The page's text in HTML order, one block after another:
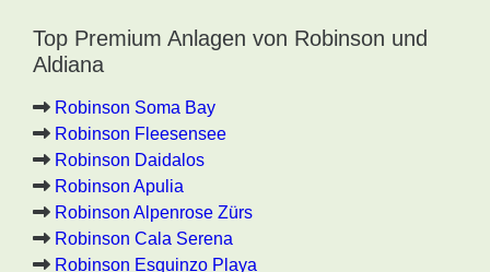
Top Premium Anlagen von Robinson und
Aldiana
Robinson Soma Bay
Robinson Fleesensee
Robinson Daidalos
Robinson Apulia
Robinson Alpenrose Zürs
Robinson Cala Serena
Robinson Esquinzo Playa